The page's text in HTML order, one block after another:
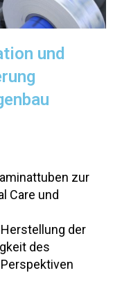
und
zur
Care und
der
des